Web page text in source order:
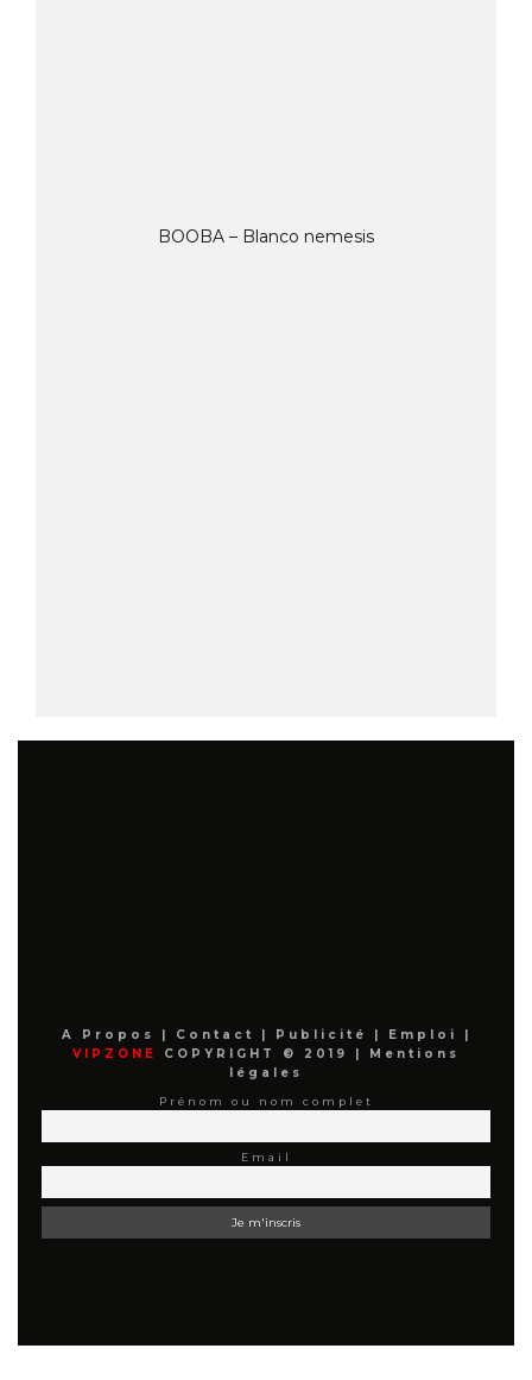
BOOBA – Blanco nemesis
A Propos | Contact | Publicité | Emploi
|
VIPZONE
COPYRIGHT © 2019 |
Mentions
légales
Prénom ou nom complet
Email